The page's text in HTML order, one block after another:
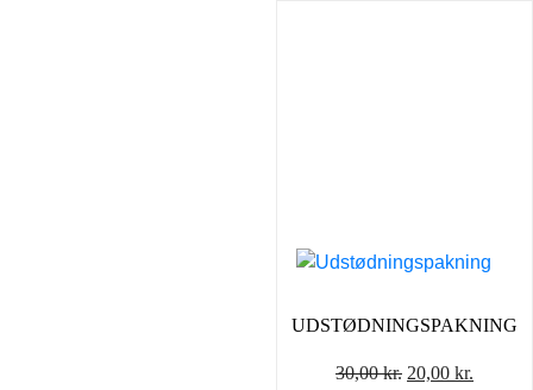
UDSTØDNINGSPAKNING
30,00kr. Den
20,00 kr.